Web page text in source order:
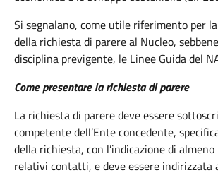
Si segnalano, come utile riferimento per
della richiesta di parere al Nucleo,
disciplina previgente, le Linee Guida del
Come presentare la richiesta di parere
La richiesta di parere deve essere
competente dell’Ente concedente,
della richiesta, con l’indicazione di
relativi contatti, e deve essere indirizzata